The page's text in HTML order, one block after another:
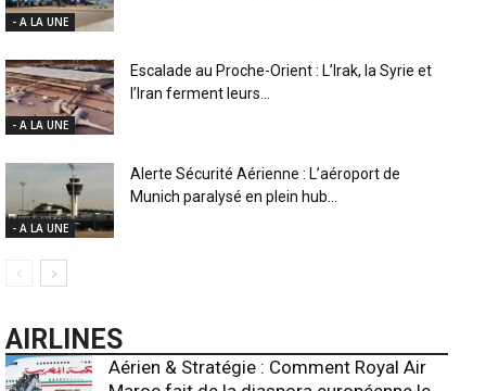
- A LA UNE
- A LA UNE
Escalade au Proche-Orient : L’Irak, la Syrie et
l’Iran ferment leurs...
- A LA UNE
Alerte Sécurité Aérienne : L’aéroport de
Munich paralysé en plein hub...
AIRLINES
Aérien & Stratégie : Comment Royal Air